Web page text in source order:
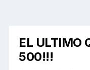
EL ULTIMO
500!!!